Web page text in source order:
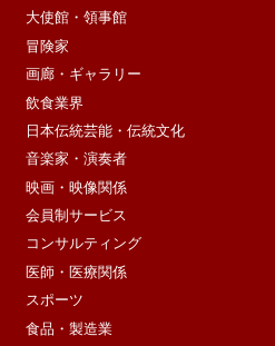
大使館・領事館
冒険家
画廊・ギャラリー
飲食業界
日本伝統芸能・伝統文化
音楽家・演奏者
映画・映像関係
会員制サービス
コンサルティング
医師・医療関係
スポーツ
食品・製造業